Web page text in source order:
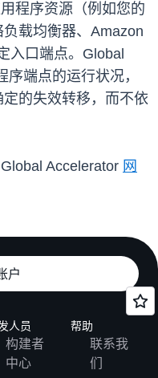
程序资源（例如您的
载均衡器、Amazon
入口端点。Global
端点的运行状况，
的失效转移，而不依
Accelerator 网
户
人员
构建者
中心
帮助
联系我
们